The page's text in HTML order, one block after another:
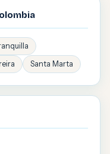
Santa Marta